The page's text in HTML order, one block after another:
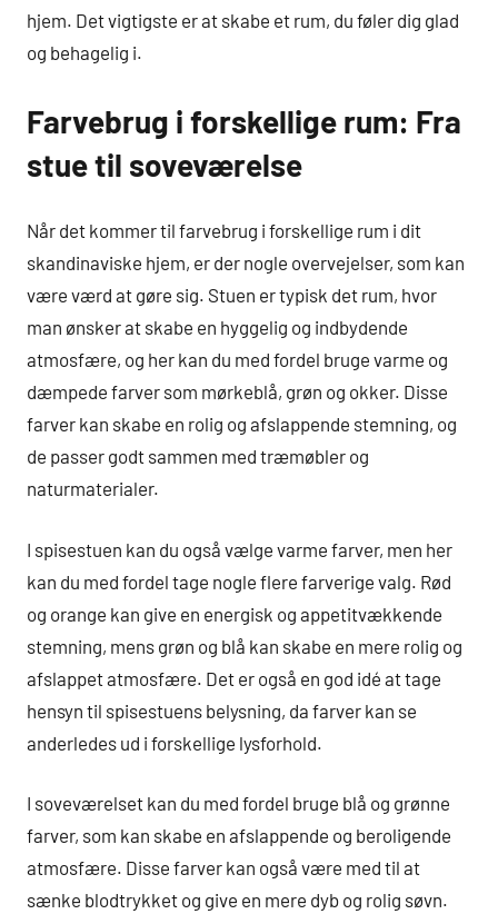
hjem. Det vigtigste er at skabe et rum, du føler dig glad
og behagelig i.
Farvebrug i forskellige rum: Fra
stue til soveværelse
Når det kommer til farvebrug i forskellige rum i dit
skandinaviske hjem, er der nogle overvejelser, som kan
være værd at gøre sig. Stuen er typisk det rum, hvor
man ønsker at skabe en hyggelig og indbydende
atmosfære, og her kan du med fordel bruge varme og
dæmpede farver som mørkeblå, grøn og okker. Disse
farver kan skabe en rolig og afslappende stemning, og
de passer godt sammen med træmøbler og
naturmaterialer.
I spisestuen kan du også vælge varme farver, men her
kan du med fordel tage nogle flere farverige valg. Rød
og orange kan give en energisk og appetitvækkende
stemning, mens grøn og blå kan skabe en mere rolig og
afslappet atmosfære. Det er også en god idé at tage
hensyn til spisestuens belysning, da farver kan se
anderledes ud i forskellige lysforhold.
I soveværelset kan du med fordel bruge blå og grønne
farver, som kan skabe en afslappende og beroligende
atmosfære. Disse farver kan også være med til at
sænke blodtrykket og give en mere dyb og rolig søvn.